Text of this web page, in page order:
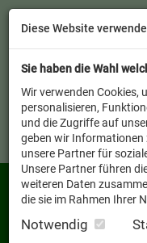
Diese Website
Sie haben die Wahl
Wir verwenden Cookies,
personalisieren,
und die Zugriffe auf
geben wir Informationen
unsere Partner für
Unsere Partner führen
weiteren Daten
die sie im Rahmen Ihrer
Notwendig